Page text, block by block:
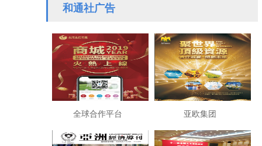
酒店”公差蜜月”背后的制
度拷问 开
和通社广告
全球合作平台 亚欧集团